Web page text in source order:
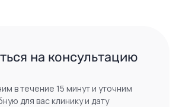
на консультацию
в течение 15 минут и уточним
для вас клинику и дату